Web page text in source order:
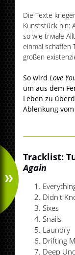
Die Texte
Kunststück hin:
so wie triviale
einmal schaffen
großen
So wird Love
um aus dem
Leben zu
Ablenkung
Tracklist:
Again
Didn't
Sixes
Snails
Laundry
Drifting
Deep